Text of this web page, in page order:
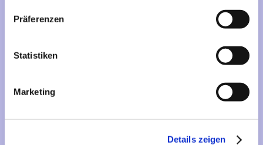
Präferenzen
Statistiken
Marketing
Details zeigen
Vertrag widerrufen
Informationen
Liefer- und Versandkosten